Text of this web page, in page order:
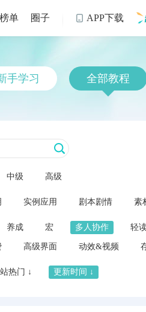
榜单 圈子  APP下载
手学习 全部教程
中级 高级
实例应用 剧本剧情 素
养成 宏 多人协作 轻
高级界面 动效&视频
热门 ↓ 更新时间 ↓